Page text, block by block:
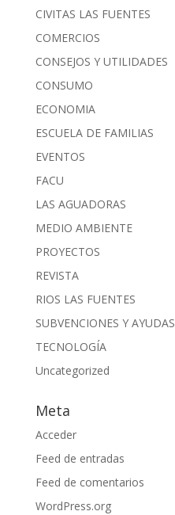
CIVITAS LAS FUENTES
COMERCIOS
CONSEJOS Y UTILIDADES
CONSUMO
ECONOMIA
ESCUELA DE FAMILIAS
EVENTOS
FACU
LAS AGUADORAS
MEDIO AMBIENTE
PROYECTOS
REVISTA
RIOS LAS FUENTES
SUBVENCIONES Y AYUDAS
TECNOLOGÍA
Uncategorized
Meta
Acceder
Feed de entradas
Feed de comentarios
WordPress.org